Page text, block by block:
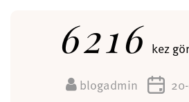
6216 kez
blogadmin